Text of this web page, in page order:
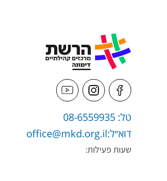
טל: 08-6559935
דוא״ל:office@mkd.org.il
שעות פעילות: